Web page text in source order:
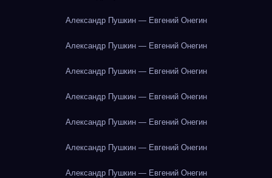
Александр Пушкин — Евгений Онегин
Александр Пушкин — Евгений Онегин
Александр Пушкин — Евгений Онегин
Александр Пушкин — Евгений Онегин
Александр Пушкин — Евгений Онегин
Александр Пушкин — Евгений Онегин
Александр Пушкин — Евгений Онегин